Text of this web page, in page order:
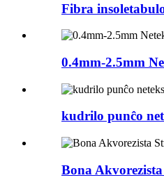
Fibra
0.4mm-2.5mm
kudrilo punĉo
Bona